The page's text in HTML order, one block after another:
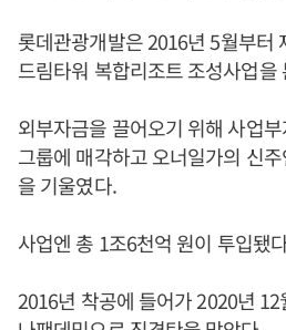
롯데관광개발은 2016년 5월부터
드림타워 복합리조트 조성사업
외부자금을 끌어오기 위해 사업
그룹에 매각하고 오너일가의 신
을 기울였다.
사업엔 총 1조6천억 원이 투입됐
2016년 착공에 들어가 2020년